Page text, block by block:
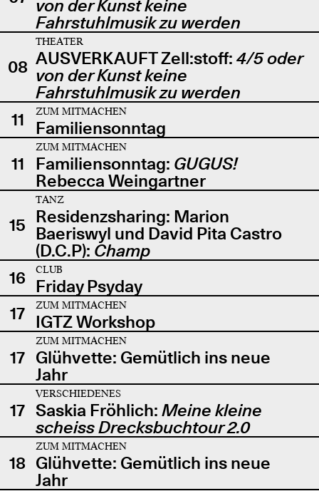
von der Kunst keine
Fahrstuhlmusik zu werden
08
THEATER
AUSVERKAUFT Zell:stoff: 4/5 oder
von der Kunst keine
Fahrstuhlmusik zu werden
11
ZUM MITMACHEN
Familiensonntag
11
ZUM MITMACHEN
Familiensonntag: GUGUS!
Rebecca Weingartner
15
TANZ
Residenzsharing: Marion
Baeriswyl und David Pita Castro
(D.C.P): Champ
16
CLUB
Friday Psyday
17
ZUM MITMACHEN
IGTZ Workshop
17
ZUM MITMACHEN
Glühvette: Gemütlich ins neue
Jahr
17
VERSCHIEDENES
Saskia Fröhlich: Meine kleine
scheiss Drecksbuchtour 2.0
18
ZUM MITMACHEN
Glühvette: Gemütlich ins neue
Jahr